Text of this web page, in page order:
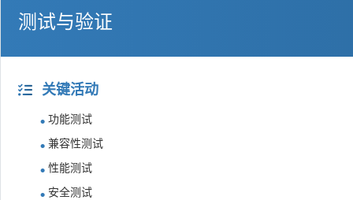
测试与验证
关键活动
功能测试
兼容性测试
性能测试
安全测试